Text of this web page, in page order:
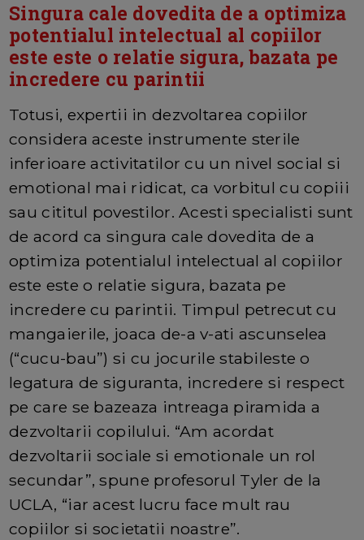
Singura cale dovedita de a optimiza
potentialul intelectual al copiilor
este este o relatie sigura, bazata pe
incredere cu parintii
Totusi, expertii in dezvoltarea copiilor
considera aceste instrumente sterile
inferioare activitatilor cu un nivel social si
emotional mai ridicat, ca vorbitul cu copiii
sau cititul povestilor. Acesti specialisti sunt
de acord ca singura cale dovedita de a
optimiza potentialul intelectual al copiilor
este este o relatie sigura, bazata pe
incredere cu parintii. Timpul petrecut cu
mangaierile, joaca de-a v-ati ascunselea
(“cucu-bau”) si cu jocurile stabileste o
legatura de siguranta, incredere si respect
pe care se bazeaza intreaga piramida a
dezvoltarii copilului. “Am acordat
dezvoltarii sociale si emotionale un rol
secundar”, spune profesorul Tyler de la
UCLA, “iar acest lucru face mult rau
copiilor si societatii noastre”.